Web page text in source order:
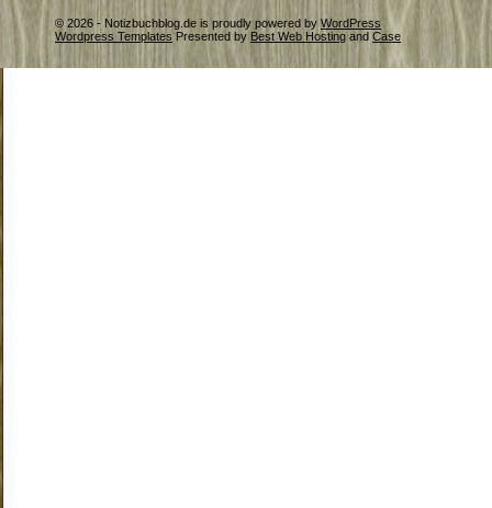
© 2026 - Notizbuchblog.de is proudly powered by WordPress
Wordpress Templates Presented by Best Web Hosting and Case